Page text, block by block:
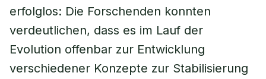
erfolglos: Die Forschenden konnten
verdeutlichen, dass es im Lauf der
Evolution offenbar zur Entwicklung
verschiedener Konzepte zur Stabilisierung